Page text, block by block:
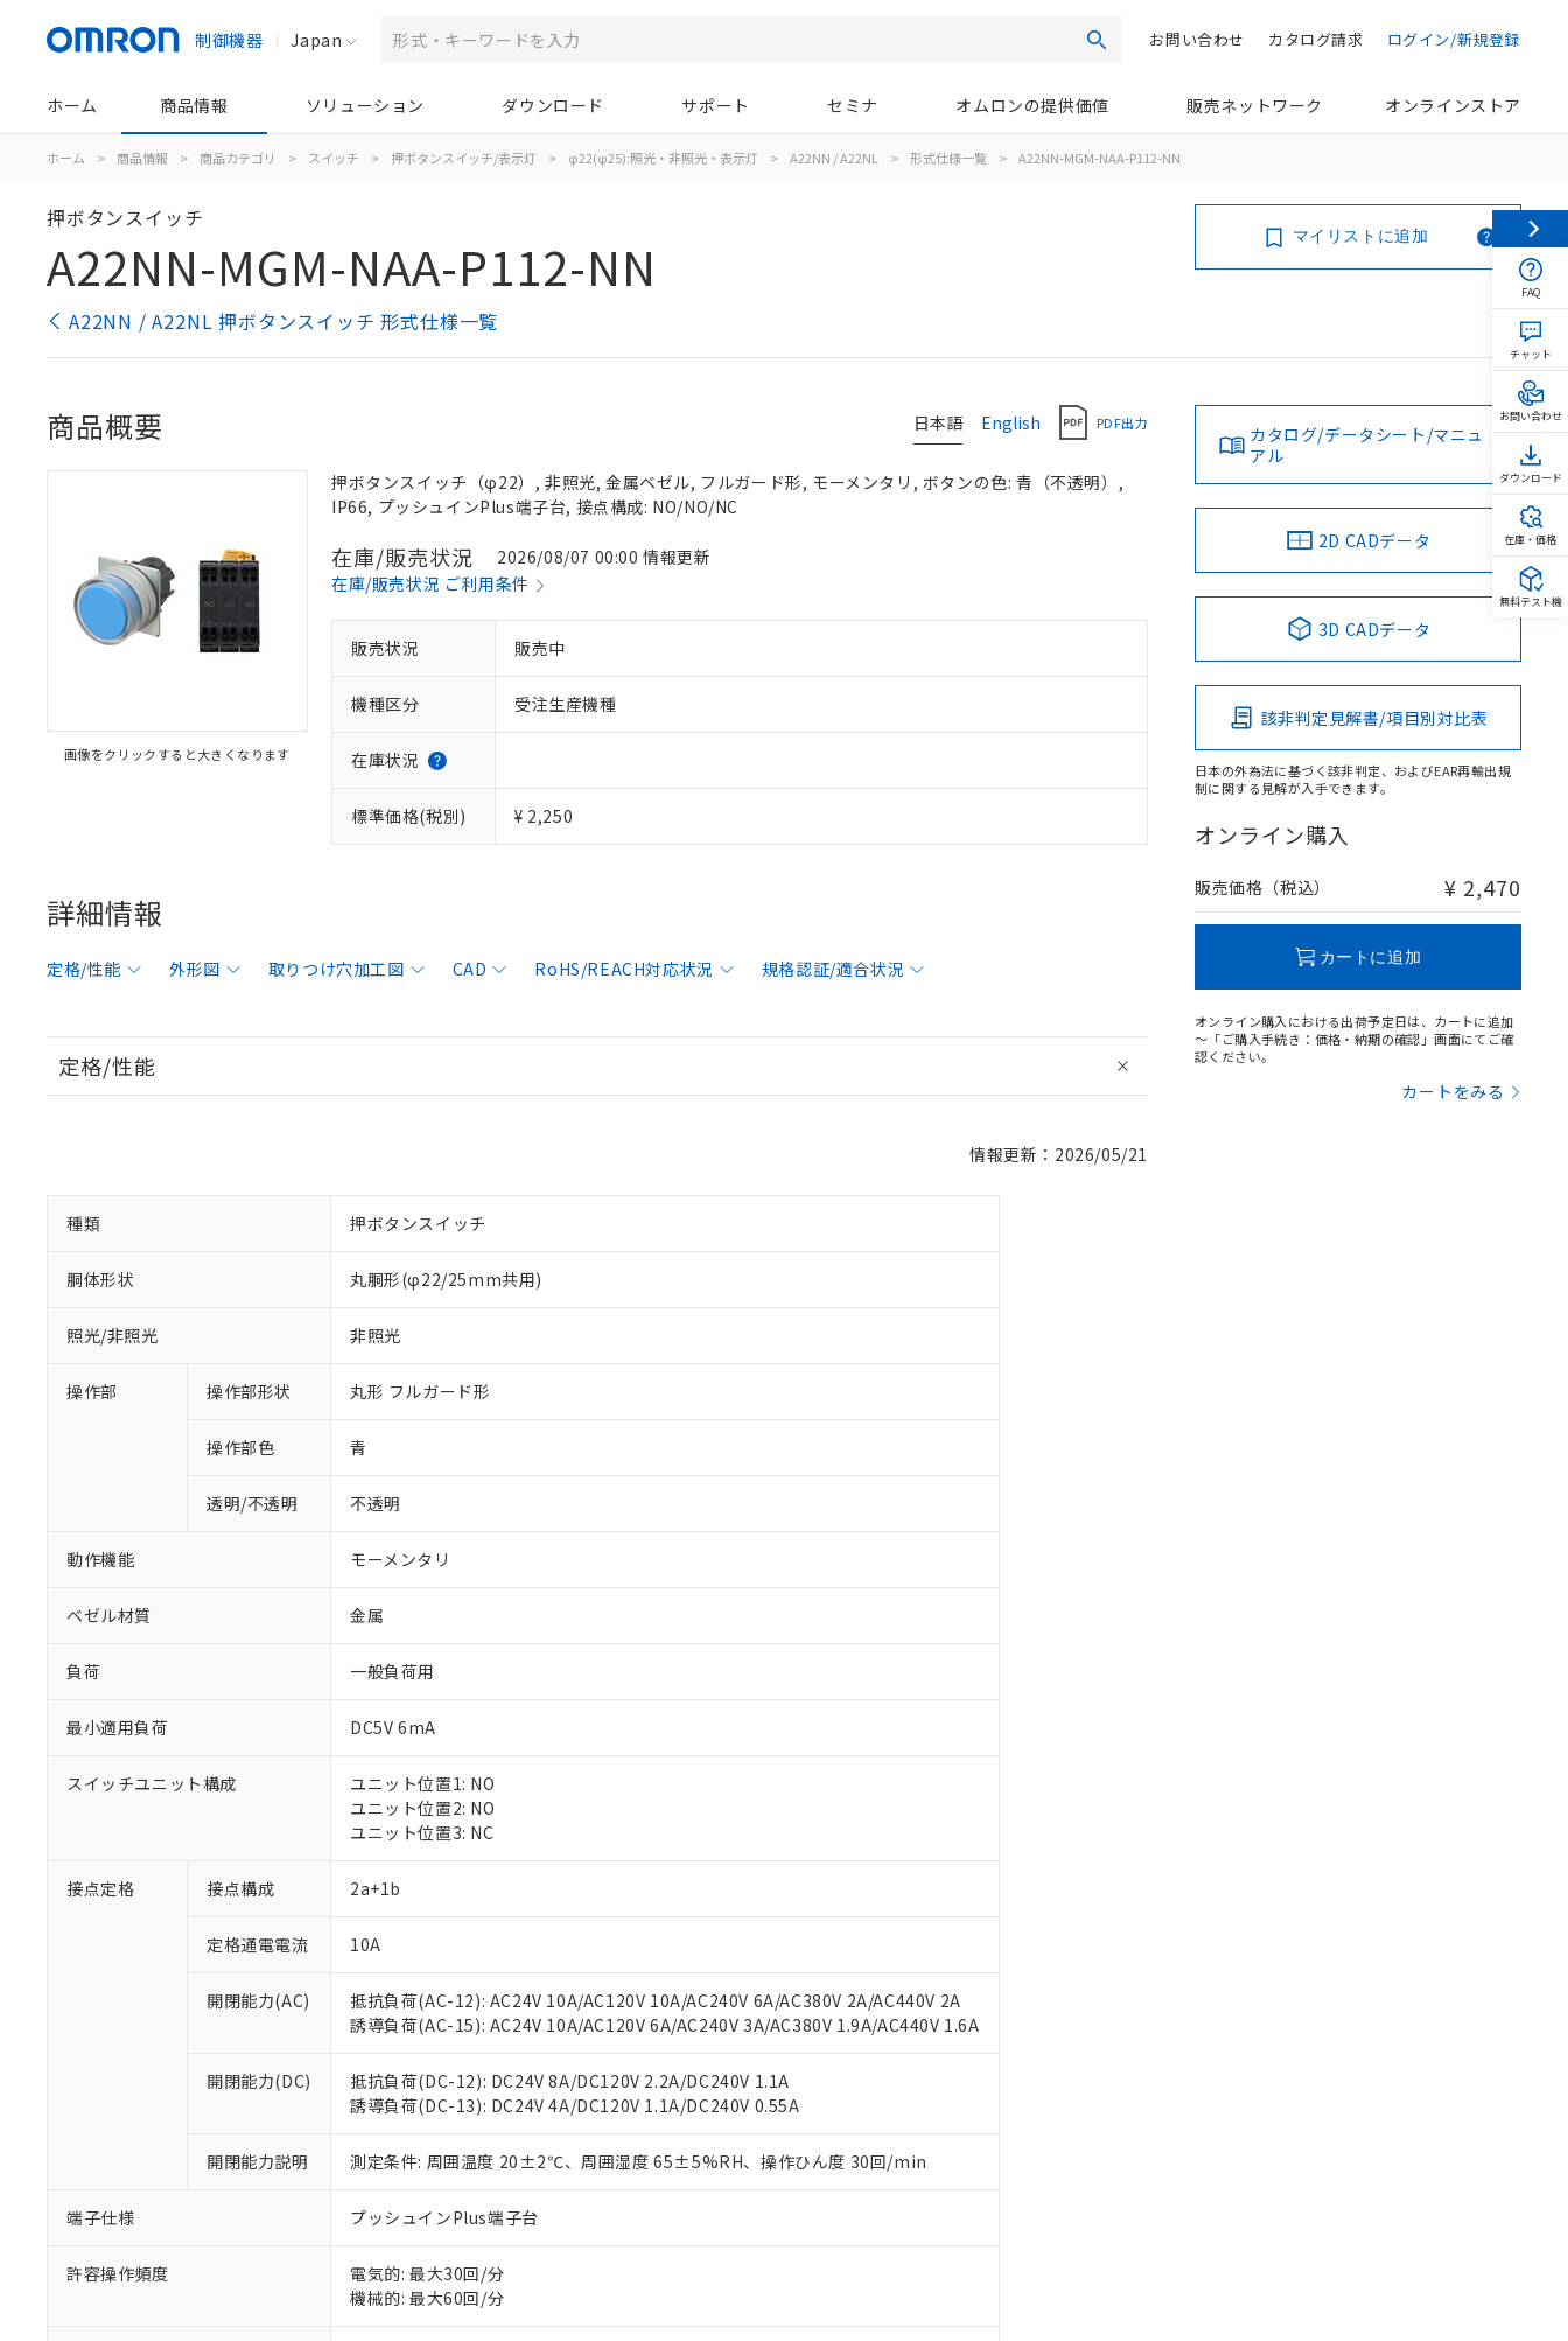
制御機器 Japan 検索 ログイン/新規登録
カタログ請求
お問い合わせ
ホーム 商品情報 ソリューション ダウンロード サポート セミナ オムロンの提供価値 販売ネットワーク オンラインストア
ホーム > 商品情報 > 商品カテゴリ > スイッチ > 押ボタンスイッチ/表示灯 > φ22(φ25):照光・非照光・表示灯 > A22NN / A22NL > 形式仕様一覧 > A22NN-MGM-NAA-P112-NN
押ボタンスイッチ
A22NN-MGM-NAA-P112-NN
A22NN / A22NL 押ボタンスイッチ 形式仕様一覧
マイリストに追加
日本語 English PDF出力
商品概要
画像をクリックすると大きくなります
押ボタンスイッチ（φ22）, 非照光, 金属ベゼル, フルガード形, モーメンタリ, ボタンの色: 青（不透明）,
IP66, プッシュインPlus端子台, 接点構成: NO/NO/NC
在庫/販売状況
2026/08/07 00:00 情報更新
在庫/販売状況 ご利用条件
販売状況 販売中
機種区分 受注生産機種
在庫状況
標準価格(税別) ¥ 2,250
詳細情報
定格/性能 外形図 取りつけ穴加工図 CAD RoHS/REACH対応状況 規格認証/適合状況
定格/性能
情報更新：2026/05/21
種類 押ボタンスイッチ
胴体形状 丸胴形(φ22/25mm共用)
照光/非照光 非照光
操作部 操作部形状 丸形 フルガード形
操作部色 青
透明/不透明 不透明
動作機能 モーメンタリ
ベゼル材質 金属
負荷 一般負荷用
最小適用負荷 DC5V 6mA
スイッチユニット構成
ユニット位置1: NO
ユニット位置2: NO
ユニット位置3: NC
接点定格 接点構成 2a+1b
定格通電電流 10A
開閉能力(AC)
抵抗負荷(AC-12): AC24V 10A/AC120V 10A/AC240V 6A/AC380V 2A/AC440V 2A
誘導負荷(AC-15): AC24V 10A/AC120V 6A/AC240V 3A/AC380V 1.9A/AC440V 1.6A
開閉能力(DC)
抵抗負荷(DC-12): DC24V 8A/DC120V 2.2A/DC240V 1.1A
誘導負荷(DC-13): DC24V 4A/DC120V 1.1A/DC240V 0.55A
開閉能力説明 測定条件: 周囲温度 20±2℃、周囲湿度 65±5%RH、操作ひん度 30回/min
端子仕様 プッシュインPlus端子台
許容操作頻度
電気的: 最大30回/分
機械的: 最大60回/分
カタログ/データシート/マニュ
アル
2D CADデータ
3D CADデータ
該非判定見解書/項目別対比表
日本の外為法に基づく該非判定、およびEAR再輸出規
制に関する見解が入手できます。
オンライン購入
販売価格（税込） ¥ 2,470
カートに追加
オンライン購入における出荷予定日は、カートに追加
～「ご購入手続き：価格・納期の確認」画面にてご確
認ください。
カートをみる
ご利用条件
以下の条件をお読みいただき、同意のうえご利用ください。
本サービスは、当社制御機器事業取扱商品の当社在庫状況および標準価格(税抜)を提供させていただ
くものです。
当社制御機器事業取扱商品の中には、本サービスの対象外となる商品もあることをご了承ください。
のであり、閲覧された時点での実際の在庫および標準価格とは異なる場合があることをご了承くださ
い。
正式な納期状況および標準価格はお客様のお取引先、またはお客様担当のオムロン制御機器販売店・
当社販売員にご相談ください。
オムロン制御機器販売店や当社販売拠点は「販売ネットワーク
」をご確認ください。
在庫状況および標準価格結果を当社の事前の承諾なく第三者に漏洩または開示しないようお願いしま
マイパーツ機能（部品リスト作成サービス）をご利用いただくには、I-Webメンバーズにご登録され
ている必要があります。
お客様が当ウェブサイト上で当社にご登録された部品リストについて、当社および当社の共同利用者
※1 対応状況
対応済み：EU RoHS指令（10物質）の非含有に対応した製品が提供可能な商品です。
対応予定：EU RoHS指令（10物質）の非含有に対応した製品に切り替える予定のある商品です。
対応予定なし：EU RoHS指令（10物質）の非含有に非対応の商品で、対応品を出す予定はありません。
非該当品：ライセンス料など無形物で、有害物質有無と関係のない商品です。
仕入先様の事情により、非含有部品としていたものが、含有品と判明した場合などやむを得ず変更すること
があります。
*EU RoHS指令（10物質）：
鉛(Pb) 1000ppm以下、 水銀(Hg) 1000ppm以下、 カドミウム(Cd) 100ppm以下、
六価クロム(Cr(Ⅵ)) 1000ppm以下、ポリ臭化ビフェニル類(PBB) 1000ppm以下、ポリ臭化ジフェニルエーテル類(PBDE) 1000ppm以下、
但し、RoHS指令で産業用監視および制御機器に対する適用除外項目は除く。
フタル酸エステル類の４物質については閾値を超える意図的な使用がないことを確認しています。
※2 対応予定月
部品在庫の切り替え状況などにより、予定月が前後することがあります。
※3 非含有証明書ダウンロード
※1 中国RoHS○×表
「－」：未確認です。当社販売部門へお問い合わせください。
*中国RoHS10物質の基準値 (GB/T26572)：
Pb(鉛) :1000ppm、 Hg(水銀) : 1000ppm、 Cd(カドミウム) : 100ppm、
Cr(Ⅵ)(六価クロム) : 1000ppm、 PBBs(ポリ臭化ビフェニル類) : 1000ppm、 PBDEs(ポリ臭化ジフェニルエーテル類) : 1000ppm、
DBP(フタル酸ジブチル) : 1000ppm、 DIBP(フタル酸ジイソブチル) : 1000ppm、 BBP(フタル酸ブチルベンジル) : 1000ppm、
DEHP(フタル酸ビス(2-エチルヘキシル)) : 1000ppm
※2 環境保護使用期限
「ｅ」：有害物質（10物質）のすべてが基準値以下であることを示します。
「10」：通常の使用状況下において有害物質が外部に漏えいし、環境に深刻な影響を及ぼさない年数を意
味します。
当社は、これら貴社製品のうち、外国為替および外国貿易法に定める商品（以下｢規制貨物等」とい
う）を輸出または国外への提供する場合は、日本国政府の輸出許可(または役務取引許可)を取得する
当社は規制貨物を破棄する場合は、完全に破砕するなど、違法に輸出されないよう必要な手段を講じ
ます。
当社は貴社製品を、核兵器、ミサイル、化学兵器、生物兵器またはその他武器並びにこれらの製造装
当社は、貴社製品を第三者に販売する場合は、上記1、2および3の内容を当該第三者に通知します。
また当社は、販売先および販売に係わる関係者が違法に輸出するおそれがある場合は、取り引きをい
たしません。
記
号
説明
○ 一定数以上の在庫あり
△ 一定数には満たないが在庫あり
－
在庫なし(最新の在庫状況については、お客様のお取引先、またはお客様担当のオムロン制御
機器販売店・当社販売員にご確認ください)
空
白
受注生産機種、また在庫状況の情報を公開していない機種
FAQ
チャット
お問い合わせ
ダウンロード
在庫・価格
無料テスト機